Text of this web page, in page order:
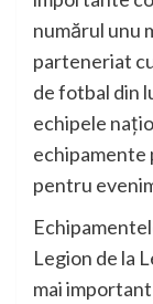
numărul unu
parteneriat
de fotbal din
echipele
echipamente
pentru
Legion de la
mai